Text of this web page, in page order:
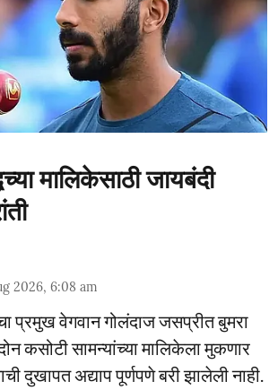
मालिकेसाठी जायबंदी
2026, 6:08 am
प्रमुख वेगवान गोलंदाज जसप्रीत बुमरा
कसोटी सामन्यांच्या मालिकेला मुकणार
दुखापत अद्याप पूर्णपणे बरी झालेली नाही.